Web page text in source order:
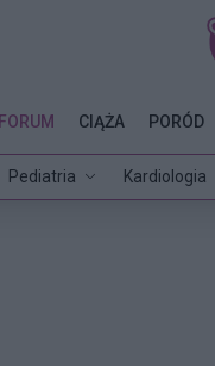
Pediatria Kardiologia
FORUM CIĄŻA PORÓD